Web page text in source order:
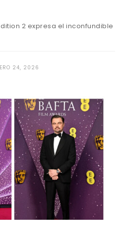
2 expresa el inconfundible
24, 2026